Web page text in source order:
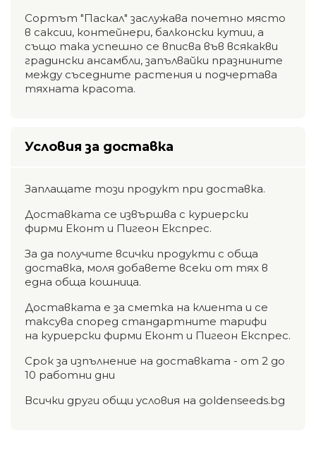
Сортът "Паскал" заслужава почетно място
в саксии, контейнери, балконски кутии, а
също така успешно се вписва във всякакви
градински ансамбли, запълвайки празнините
между съседните растения и подчертава
тяхната красота.
Условия за доставка
Заплащате този продукт при доставка.
Доставката се извършва с куриерски
фирми Еконт и Пигеон Експрес.
За да получите всички продукти с обща
доставка, моля добавете всеки от тях в
една обща кошница.
Доставката е за сметка на клиента и се
таксува според стандартните тарифи
на куриерски фирми Еконт и Пигеон Експрес.
Срок за изпълнение на доставката - от 2 до
10 работни дни
Всички други общи условия на goldenseeds.bg